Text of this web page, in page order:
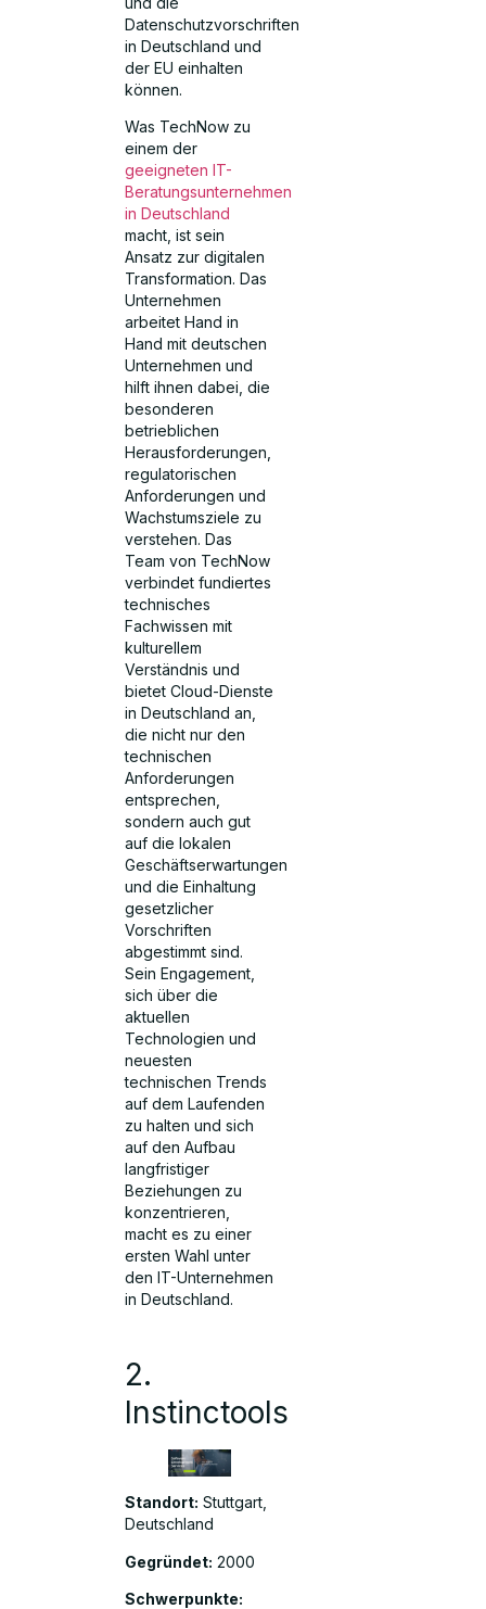
Datenschutzvorschriften
in Deutschland und
der EU einhalten
können.
Was TechNow zu
einem der
geeigneten IT-
Beratungsunternehmen
in Deutschland
macht, ist sein
Ansatz zur digitalen
Transformation. Das
Unternehmen
arbeitet Hand in
Hand mit deutschen
Unternehmen und
hilft ihnen dabei, die
besonderen
betrieblichen
Herausforderungen,
regulatorischen
Anforderungen und
Wachstumsziele zu
verstehen. Das
Team von TechNow
verbindet fundiertes
technisches
Fachwissen mit
kulturellem
Verständnis und
bietet Cloud-Dienste
in Deutschland an,
die nicht nur den
technischen
Anforderungen
entsprechen,
sondern auch gut
auf die lokalen
Geschäftserwartungen
und die Einhaltung
gesetzlicher
Vorschriften
abgestimmt sind.
Sein Engagement,
sich über die
aktuellen
Technologien und
neuesten
technischen Trends
auf dem Laufenden
zu halten und sich
auf den Aufbau
langfristiger
Beziehungen zu
konzentrieren,
macht es zu einer
ersten Wahl unter
den IT-Unternehmen
in Deutschland.
2.
Instinctools
Standort: Stuttgart,
Deutschland
Gegründet: 2000
Schwerpunkte: